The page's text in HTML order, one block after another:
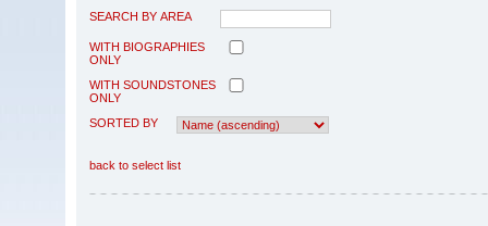
SEARCH BY AREA
WITH BIOGRAPHIES
ONLY
WITH SOUNDSTONES
ONLY
SORTED BY
back to select list